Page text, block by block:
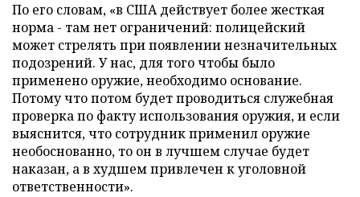
По его словам, «в США действует более жесткая
норма - там нет ограничений: полицейский
может стрелять при появлении незначительных
подозрений. У нас, для того чтобы было
применено оружие, необходимо основание.
Потому что потом будет проводиться служебная
проверка по факту использования оружия, и если
выяснится, что сотрудник применил оружие
необоснованно, то он в лучшем случае будет
наказан, а в худшем привлечен к уголовной
ответственности».